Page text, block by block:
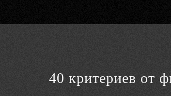
40 критериев от